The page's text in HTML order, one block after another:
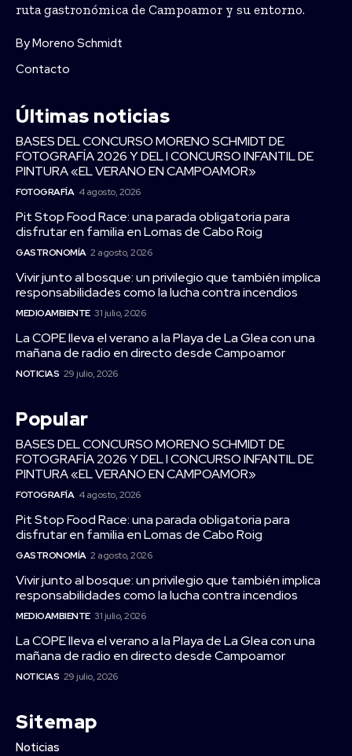
ruta gastronómica de Campoamor y su entorno.
By Moreno Schmidt
Contacto
Últimas noticias
BASES DEL CONCURSO MORENO SCHMIDT DE
FOTOGRAFÍA 2026 Y DEL I CONCURSO INFANTIL DE
PINTURA «EL VERANO EN CAMPOAMOR»
FOTOGRAFÍA 4 agosto, 2026
Pit Stop Food Race: una parada obligatoria para
disfrutar en familia en Lomas de Cabo Roig
GASTRONOMÍA 2 agosto, 2026
Vivir junto al bosque: un privilegio que también implica
responsabilidades como la lucha contra incendios
MEDIOAMBIENTE 31 julio, 2026
La COPE lleva el verano a la Playa de La Glea con una
mañana de radio en directo desde Campoamor
NOTICIAS 29 julio, 2026
Popular
BASES DEL CONCURSO MORENO SCHMIDT DE
FOTOGRAFÍA 2026 Y DEL I CONCURSO INFANTIL DE
PINTURA «EL VERANO EN CAMPOAMOR»
FOTOGRAFÍA 4 agosto, 2026
Pit Stop Food Race: una parada obligatoria para
disfrutar en familia en Lomas de Cabo Roig
GASTRONOMÍA 2 agosto, 2026
Vivir junto al bosque: un privilegio que también implica
responsabilidades como la lucha contra incendios
MEDIOAMBIENTE 31 julio, 2026
La COPE lleva el verano a la Playa de La Glea con una
mañana de radio en directo desde Campoamor
NOTICIAS 29 julio, 2026
Sitemap
Noticias